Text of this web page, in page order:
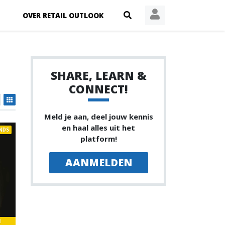
OVER RETAIL OUTLOOK
SHARE, LEARN &
CONNECT!
Meld je aan, deel jouw kennis
en haal alles uit het
platform!
AANMELDEN